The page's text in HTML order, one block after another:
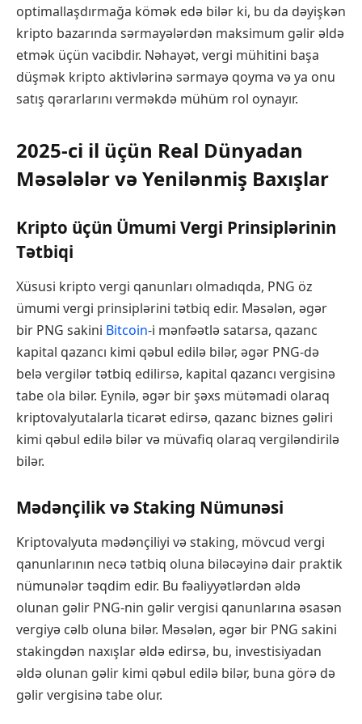
optimallaşdırmağa kömək edə bilər ki, bu da dəyişkən
kripto bazarında sərmayələrdən maksimum gəlir əldə
etmək üçün vacibdir. Nəhayət, vergi mühitini başa
düşmək kripto aktivlərinə sərmayə qoyma və ya onu
satış qərarlarını verməkdə mühüm rol oynayır.
2025-ci il üçün Real Dünyadan
Məsələlər və Yenilənmiş Baxışlar
Kripto üçün Ümumi Vergi Prinsiplərinin
Tətbiqi
Xüsusi kripto vergi qanunları olmadıqda, PNG öz
ümumi vergi prinsiplərini tətbiq edir. Məsələn, əgər
bir PNG sakini Bitcoin-i mənfəətlə satarsa, qazanc
kapital qazancı kimi qəbul edilə bilər, əgər PNG-də
belə vergilər tətbiq edilirsə, kapital qazancı vergisinə
tabe ola bilər. Eynilə, əgər bir şəxs mütəmadi olaraq
kriptovalyutalarla ticarət edirsə, qazanc biznes gəliri
kimi qəbul edilə bilər və müvafiq olaraq vergiləndirilə
bilər.
Mədənçilik və Staking Nümunəsi
Kriptovalyuta mədənçiliyi və staking, mövcud vergi
qanunlarının necə tətbiq oluna biləcəyinə dair praktik
nümunələr təqdim edir. Bu fəaliyyətlərdən əldə
olunan gəlir PNG-nin gəlir vergisi qanunlarına əsasən
vergiyə cəlb oluna bilər. Məsələn, əgər bir PNG sakini
stakingdən naxışlar əldə edirsə, bu, investisiyadan
əldə olunan gəlir kimi qəbul edilə bilər, buna görə də
gəlir vergisinə tabe olur.